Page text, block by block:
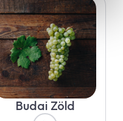
Budai Zöld